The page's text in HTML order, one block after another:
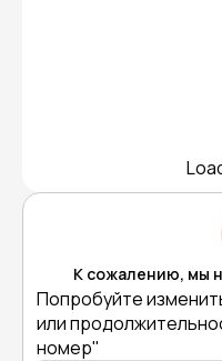
К сожалению, мы
Попробуйте
или
номер"